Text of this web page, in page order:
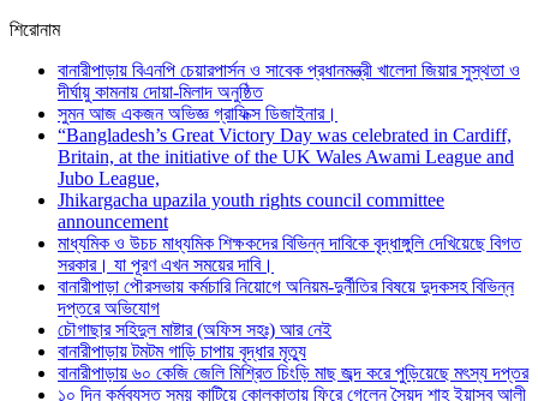
শিরোনাম
বানারীপাড়ায় বিএনপি চেয়ারপার্সন ও সাবেক প্রধানমন্ত্রী খালেদা জিয়ার সুস্থতা ও
দীর্ঘায়ু কামনায় দোয়া-মিলাদ অনুষ্ঠিত
সুমন আজ একজন অভিজ্ঞ গ্রাফিক্স ডিজাইনার।
“Bangladesh’s Great Victory Day was celebrated in Cardiff,
Britain, at the initiative of the UK Wales Awami League and
Jubo League,
Jhikargacha upazila youth rights council committee
announcement
মাধ্যমিক ও উচচ মাধ্যমিক শিক্ষকদের বিভিন্ন দাবিকে বৃদ্ধাঙ্গুলি দেখিয়েছে বিগত
সরকার। যা পূরণ এখন সময়ের দাবি।
বানারীপাড়া পৌরসভায় কর্মচারি নিয়োগে অনিয়ম-দুর্নীতির বিষয়ে দুদকসহ বিভিন্ন
দপ্তরে অভিযোগ
চৌগাছার সহিদুল মাষ্টার (অফিস সহঃ) আর নেই
বানারীপাড়ায় টমটম গাড়ি চাপায় বৃদ্ধার মৃত্যু
বানারীপাড়ায় ৬০ কেজি জেলি মিশ্রিত চিংড়ি মাছ জব্দ করে পুড়িয়েছে মৎস্য দপ্তর
১০ দিন কর্মব্যস্ত সময় কাটিয়ে কোলকাতায় ফিরে গেলেন সৈয়দ শাহ ইয়াসুব আলী